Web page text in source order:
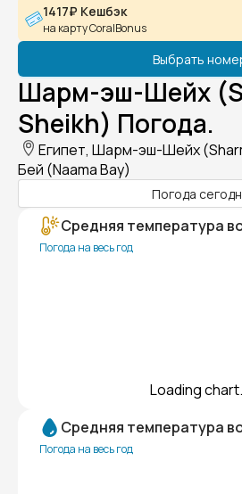
1417₽ Кешбэк
на карту CoralBonus
Выбрать
Шарм-эш-Шейх
Sheikh) Погода.
Египет, Шарм-эш-Шейх
Бей (Naama Bay)
Погода
Средняя температура
Погода на весь год
Loading
Средняя температура
Погода на весь год